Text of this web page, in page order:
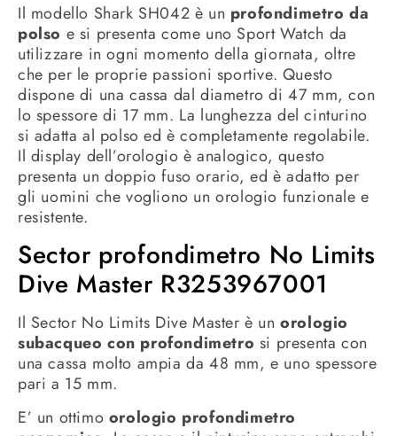
Il modello Shark SH042 è un profondimetro da
polso e si presenta come uno Sport Watch da
utilizzare in ogni momento della giornata, oltre
che per le proprie passioni sportive. Questo
dispone di una cassa dal diametro di 47 mm, con
lo spessore di 17 mm. La lunghezza del cinturino
si adatta al polso ed è completamente regolabile.
Il display dell’orologio è analogico, questo
presenta un doppio fuso orario, ed è adatto per
gli uomini che vogliono un orologio funzionale e
resistente.
Sector profondimetro No Limits
Dive Master R3253967001
Il Sector No Limits Dive Master è unorologio
subacqueo con profondimetro si presenta con
una cassa molto ampia da 48 mm, e uno spessore
pari a 15 mm.
E’ un ottimo orologio profondimetro